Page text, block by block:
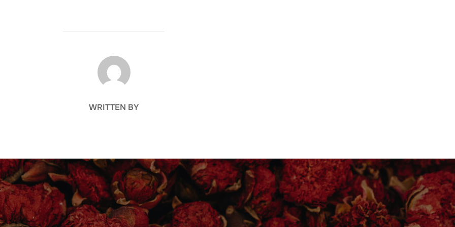
POST AUTHOR
WRITTEN BY